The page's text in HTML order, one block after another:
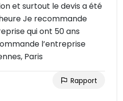
et surtout le devis a été
Je recommande
qui ont 50 ans
l’entreprise
Paris
Rapport